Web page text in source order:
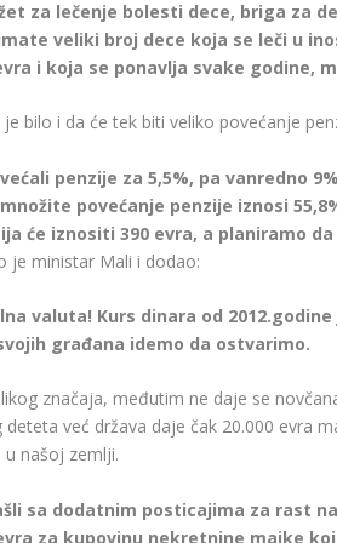
za lečenje bolesti dece, briga za
veliki broj dece koja se leči u
i koja se ponavlja svake godine,
bilo i da će tek biti veliko povećanje
penzije za 5,5%, pa vanredno
povećanje penzije iznosi
će iznositi 390 evra, a planiramo
je ministar Mali i dodao:
valuta! Kurs dinara od
građana idemo da ostvarimo.
značaja, međutim ne daje se
već država daje čak 20.000 evra
našoj zemlji.
sa dodatnim posticajima za rast
za kupovinu nekretnine majke